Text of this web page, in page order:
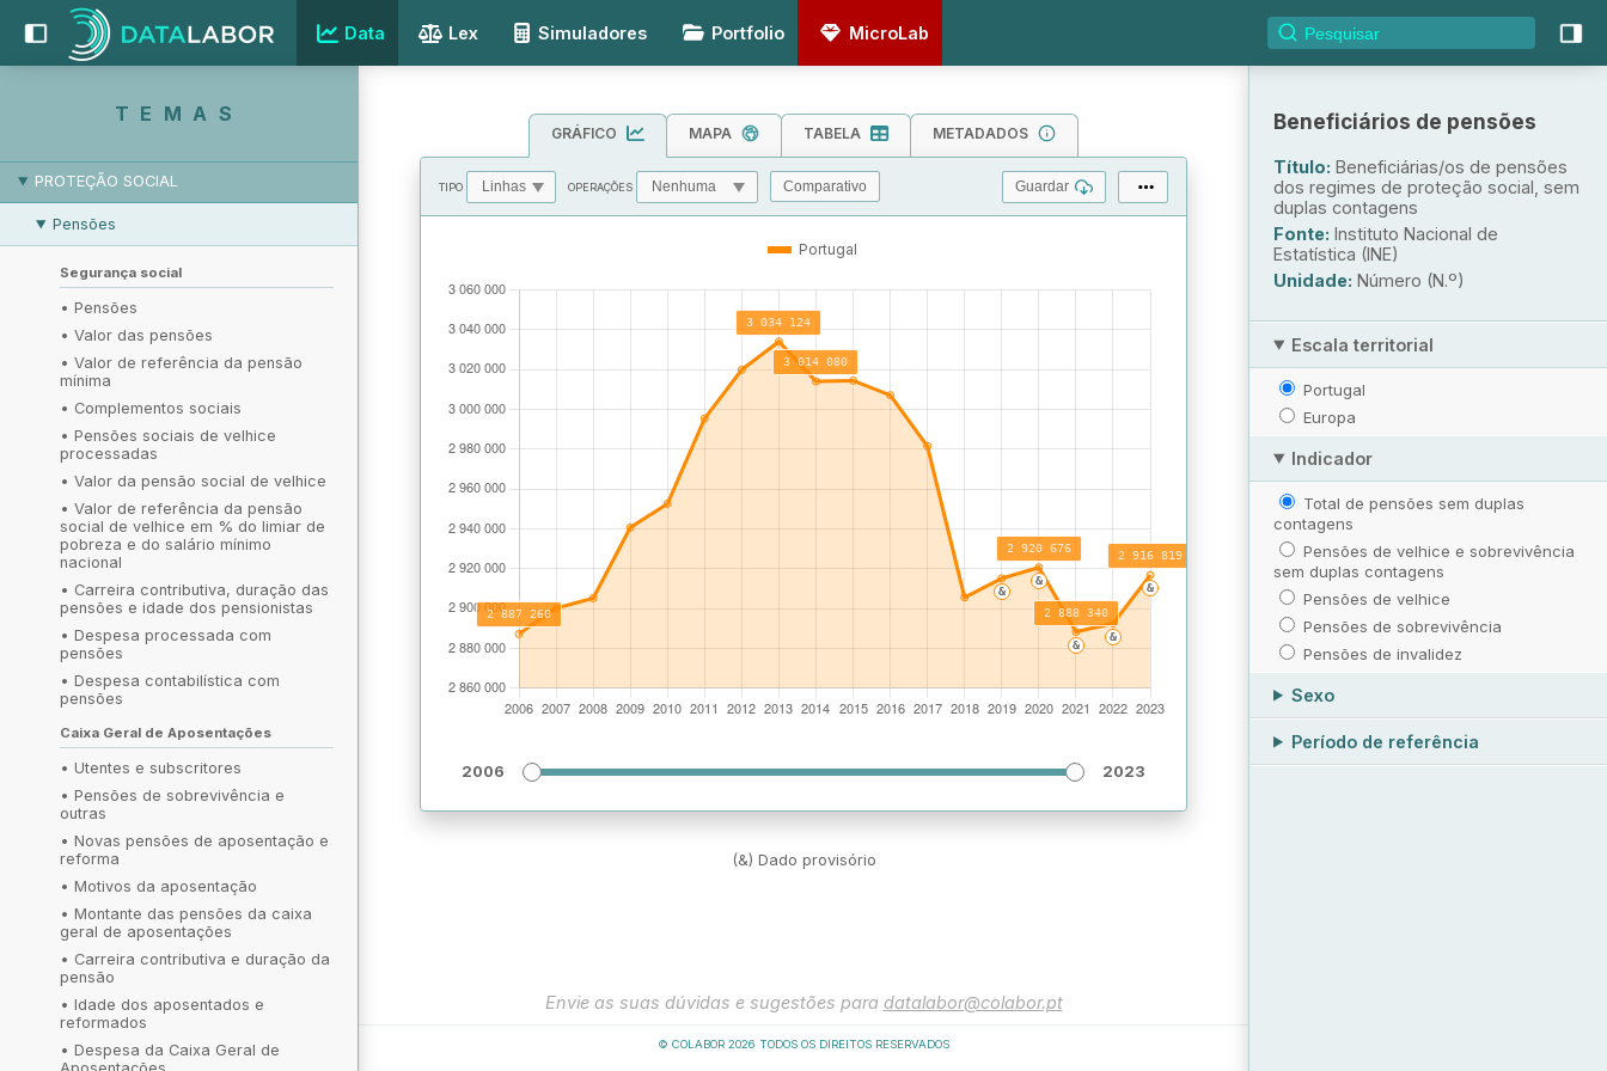
Data Lex Simuladores Portfolio MicroLab
TEMAS
EMPREGO E DESEMPREGO
PROTEÇÃO SOCIAL
Pensões
Segurança social
• Pensões
• Valor das pensões
• Valor de referência da pensão
mínima
• Complementos sociais
• Pensões sociais de velhice
processadas
• Valor da pensão social de velhice
• Valor de referência da pensão
social de velhice em % do limiar de
pobreza e do salário mínimo
nacional
• Carreira contributiva, duração das
pensões e idade dos pensionistas
• Despesa processada com
pensões
• Despesa contabilística com
pensões
Caixa Geral de Aposentações
• Utentes e subscritores
• Pensões de sobrevivência e
outras
• Novas pensões de aposentação e
reforma
• Motivos da aposentação
• Montante das pensões da caixa
geral de aposentações
• Carreira contributiva e duração da
pensão
• Idade dos aposentados e
reformados
• Despesa da Caixa Geral de
GRÁFICO MAPA TABELA METADADOS
TIPO OPERAÇÕES Comparativo Guardar
Portugal
2006 2023
(&) Dado provisório
Envie as suas dúvidas e sugestões para datalabor@colabor.pt
© COLABOR 2026 TODOS OS DIREITOS RESERVADOS
Beneficiários de pensões
Título: Beneficiárias/os de pensões
dos regimes de proteção social, sem
duplas contagens
Fonte: Instituto Nacional de
Estatística (INE)
Unidade: Número (N.º)
Escala territorial
Portugal
Europa
Indicador
Total de pensões sem duplas
contagens
Pensões de velhice e sobrevivência
sem duplas contagens
Pensões de velhice
Pensões de sobrevivência
Pensões de invalidez
Sexo
Período de referência